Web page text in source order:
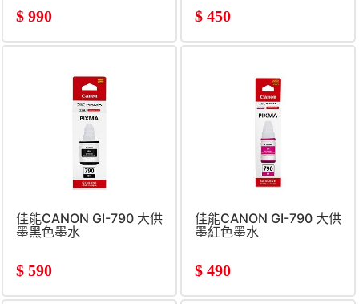
$ 990 $ 450
佳能CANON GI-790 大供
墨黑色墨水
$ 590
佳能CANON GI-790 大供
墨紅色墨水
$ 490